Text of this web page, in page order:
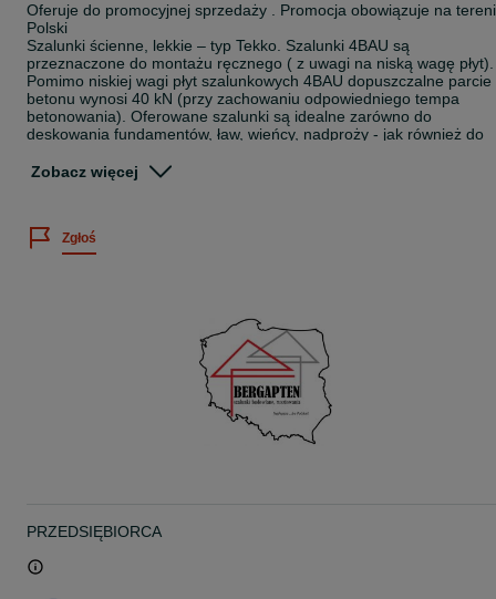
Oferuje do promocyjnej sprzedaży . Promocja obowiązuje na
Polski
Szalunki ścienne, lekkie – typ Tekko. Szalunki 4BAU są
przeznaczone do montażu ręcznego ( z uwagi na niską wagę płyt).
Pomimo niskiej wagi płyt szalunkowych 4BAU dopuszczalne parcie
betonu wynosi 40 kN (przy zachowaniu odpowiedniego tempa
betonowania). Oferowane szalunki są idealne zarówno do
deskowania fundamentów, ław, wieńcy, nadproży - jak również do
Dane techniczne
Poszycie: sklejka brzozowa o grubości 12 mm z filmem
dwustronnym 220 g/mkw
Płyta szalunkowa 4BAU 90x120 -- 40 szt.
Płyta szalunkowa 4BAU 60x120 -- 2 szt.
Narożnik wewnętrzny 4BAU 15x15x120 -- 2 szt.
Narożnik zewnętrzny 4BAU 0x120 -- 2 szt.
wykazanych w ofercie. Możliwa dalsza (dodatkowo płatna)
rozbudowa zestawu szalunkowego o dodatkowe płyty jak również i
akcesoria w tym ściągi, nakrętki, łączniki itp.
.
Zobacz więcej
Zgłoś
PRZEDSIĘBIORCA